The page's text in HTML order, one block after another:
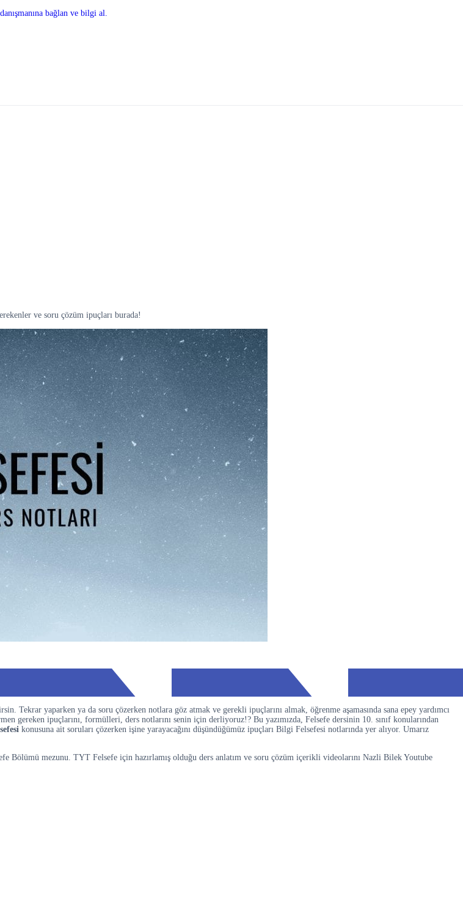
bağlan ve bilgi al.
ve soru çözüm ipuçları burada!
Tekrar yaparken ya da soru çözerken notlara göz atmak ve gerekli ipuçlarını almak, öğrenme aşamasında sana epey yardımcı
gereken ipuçlarını, formülleri, ders notlarını senin için derliyoruz!? Bu yazımızda, Felsefe dersinin 10. sınıf konularından
konusuna ait soruları çözerken işine yarayacağını düşündüğümüz ipuçları Bilgi Felsefesi notlarında yer alıyor. Umarız
Bölümü mezunu. TYT Felsefe için hazırlamış olduğu ders anlatım ve soru çözüm içerikli videolarını Nazli Bilek Youtube